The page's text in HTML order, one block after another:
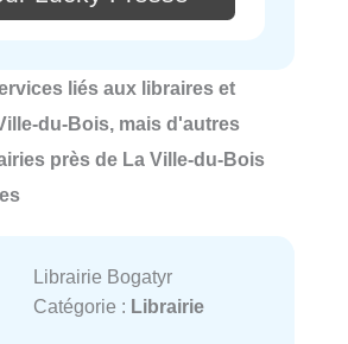
liés aux libraires et
du-Bois, mais d'autres
près de La Ville-du-Bois
Librairie Bogatyr
Catégorie : Librairie